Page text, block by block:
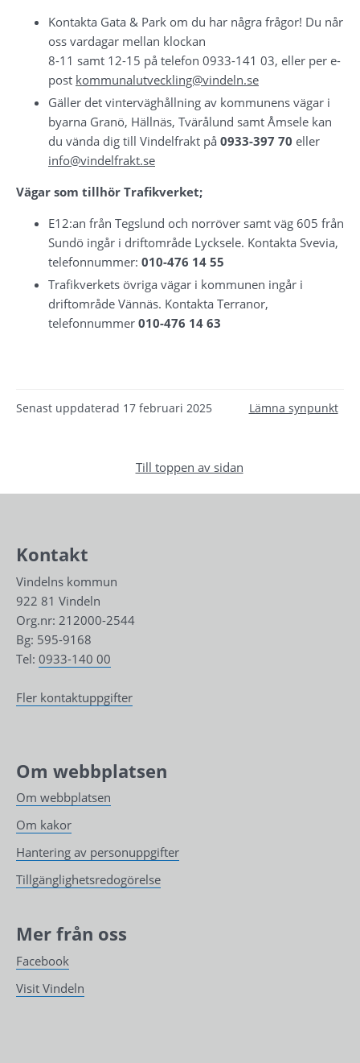
Kontakta Gata & Park om du har några frågor! Du når
oss vardagar mellan klockan
8-11 samt 12-15 på telefon 0933-141 03, eller per e-
post kommunalutveckling@vindeln.se
Gäller det vinterväghållning av kommunens vägar i
byarna Granö, Hällnäs, Tvärålund samt Åmsele kan
du vända dig till Vindelfrakt på 0933-397 70
info@vindelfrakt.se
Vägar som tillhör Trafikverket;
E12:an från Tegslund och norröver samt väg 605 från
Sundö ingår i driftområde Lycksele. Kontakta Svevia,
telefonnummer: 010-476 14 55
Trafikverkets övriga vägar i kommunen ingår i
driftområde Vännäs. Kontakta Terranor,
telefonnummer 010-476 14 63
Senast uppdaterad 17 februari 2025 Lämna synpunkt
Till toppen av sidan
Kontakt
Vindelns kommun
922 81 Vindeln
Org.nr: 212000-2544
Bg: 595-9168
Tel: 0933-140 00
Fler kontaktuppgifter
Om webbplatsen
Om webbplatsen
Om kakor
Hantering av personuppgifter
Tillgänglighetsredogörelse
Mer från oss
Facebook
Visit Vindeln